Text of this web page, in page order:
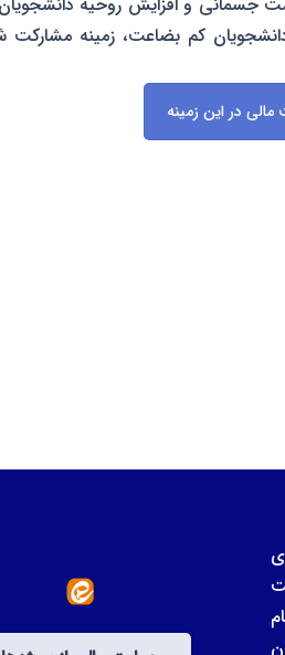
کم بضاعت، زمینه مشارکت
در این زمینه
راستای